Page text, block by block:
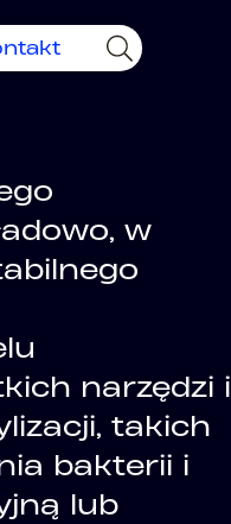
w
narzędzi i
takich
bakterii i
lub